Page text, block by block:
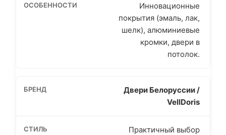
Инновационные
покрытия (эмаль, лак,
шелк), алюминиевые
кромки, двери в
потолок.
Двери Белоруссии /
VellDoris
Практичный выбор